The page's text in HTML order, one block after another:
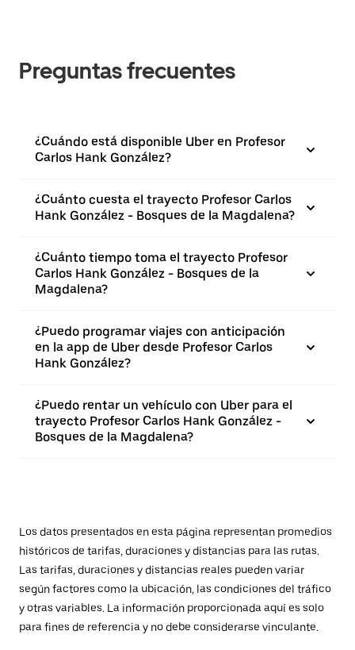
Preguntas frecuentes
¿Cuándo está disponible Uber en Profesor
Carlos Hank González?
¿Cuánto cuesta el trayecto Profesor Carlos
Hank González - Bosques de la Magdalena?
¿Cuánto tiempo toma el trayecto Profesor
Carlos Hank González - Bosques de la
Magdalena?
¿Puedo programar viajes con anticipación
en la app de Uber desde Profesor Carlos
Hank González?
¿Puedo rentar un vehículo con Uber para el
trayecto Profesor Carlos Hank González -
Bosques de la Magdalena?
Los datos presentados en esta página representan promedios
históricos de tarifas, duraciones y distancias para las rutas.
Las tarifas, duraciones y distancias reales pueden variar
según factores como la ubicación, las condiciones del tráfico
y otras variables. La información proporcionada aquí es solo
para fines de referencia y no debe considerarse vinculante.